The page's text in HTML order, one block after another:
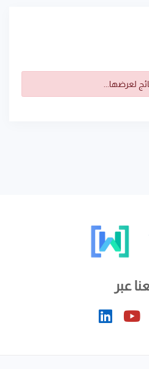
لعرضها...
عبر